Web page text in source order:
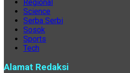
Regional
Science
Serba Serbi
Sosok
Sports
Tech
Alamat Redaksi